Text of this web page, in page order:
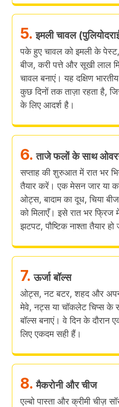
5. इमली चावल
पके हुए चावल को इमली के
बीज, करी पत्ते और सूखी लाल
चावल बनाएं। यह दक्षिण
कुछ दिनों तक ताज़ा रहता है,
के लिए आदर्श है।
6. ताजे फलों के साथ
सप्ताह की शुरुआत में रात भर
तैयार करें। एक मेसन जार या
ओट्स, बादाम का दूध, चिया
को मिलाएँ। इसे रात भर
झटपट, पौष्टिक नाश्ता तैयार हो
7. ऊर्जा बॉल्स
ओट्स, नट बटर, शहद और
मेवे, नट्स या चॉकलेट चिप्स के
बॉल्स बनाएं। वे दिन के दौरान
लिए एकदम सही हैं।
8. मैकरोनी और चीज
एल्बो पास्ता और क्रीमी चीज़